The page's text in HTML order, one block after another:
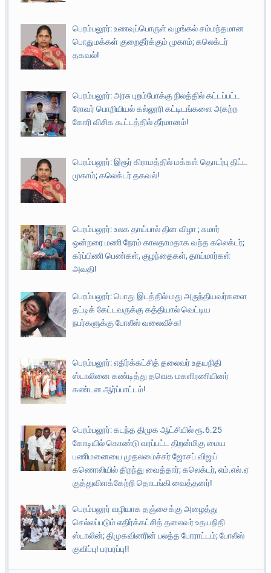
பெரம்பலூர்: உணவுப்பொருள் வழங்கல் சம்மந்தமான
பொதுமக்கள் குறைதீர்க்கும் முகாம்; கலெக்டர்
தகவல்!
பெரம்பலூர்: அரசு புறம்போக்கு நிலத்தில் கட்டப்பட்ட
ரோவர் பொறியியல் கல்லூரி கட்டிடங்களை அகற்ற
கோரி விசிக கூட்டத்தில் தீர்மானம்!
பெரம்பலூர்: இரூர் கிராமத்தில் மக்கள் தொடர்பு திட்ட
முகாம்; கலெக்டர் தகவல்!
பெரம்பலூர்: உலக தாய்பால் தின விழா ; சுமார்
ஒன்றரை மணி நேரம் காலதாமதாக வந்த கலெக்டர்;
கர்ப்பிணி பெண்கள், குழந்தைகள், தாய்மார்கள்
அவதி!
பெரம்பலூர்: பொது இடத்தில் மது அருந்தியவர்களை
தட்டிக் கேட்டவருக்கு கத்தியால் வெட்டிய
நபர்களுக்கு போலீஸ் வலைவீச்சு!
பெரம்பலூர்: எதிர்க்கட்சித் தலைவர் உதயநிதி
ஸ்டாலினை கண்டித்து தவெக மகளிரணியினர்
கண்டன ஆர்ப்பாட்டம்!
பெரம்பலூர்: கடந்த திமுக ஆட்சியில் ரூ.6.25
கோடியில் கொண்டு வரப்பட்ட திறன்மிகு மைய
பணிமனையை முதலமைச்சர் ஜோசப் விஜய்
கணொலியில் திறந்து வைத்தார்; கலெக்டர், எம்.எல்.ஏ
குத்துவிளக்கேற்றி தொடங்கி வைத்தனர்!
பெரம்பலூர் வழியாக தஞ்சைக்கு அழைத்து
செல்லப்படும் எதிர்க்கட்சித் தலைவர் உதயநிதி
ஸ்டாலின்; திமுகவினரின் பலத்த போராட்டம்; போலீஸ்
குவிப்பு! பரபரப்பு!!